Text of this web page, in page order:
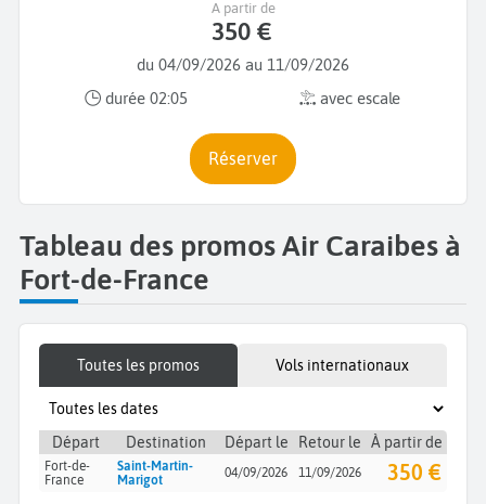
du 04/09/2026 au 11/09/2026
durée 02:05
avec escale
A partir de
350 €
Réserver
Tableau des promos Air Caraibes à
Fort-de-France
Toutes les promos Vols internationaux
Départ Destination Départ le Retour le À partir de
Fort-de-
France
Saint-Martin-
Marigot
04/09/2026 11/09/2026 350 €